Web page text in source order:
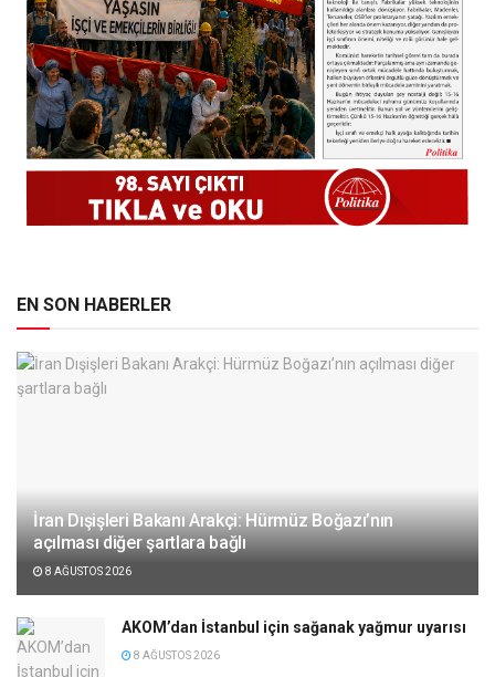
EN SON HABERLER
İran Dışişleri Bakanı Arakçi: Hürmüz Boğazı’nın
açılması diğer şartlara bağlı
8 AĞUSTOS 2026
AKOM’dan İstanbul için sağanak yağmur uyarısı
8 AĞUSTOS 2026